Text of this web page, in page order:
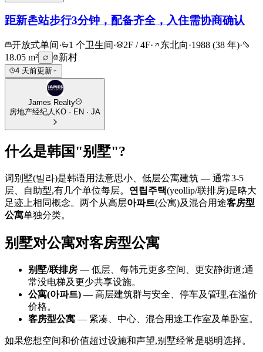
距新촌站步行3分钟，配备齐全，入住需协商确认
开放式单间· 1 个卫生间· 2F / 4F· 东北向·1988 (38 年)·
18.05 m²
新村
4 天前更新
James Realty
房地产经纪人 KO · EN · JA
什么是韩国"别墅"?
词别墅(빌라)是韩语用法意思小、低层公寓建筑 — 通常3-5
层、自助型,有几个单位每层。 연립주택(yeollip/联排房)是略大
足迹上相同概念。两个从高层아파트(公寓)及混合用途客房型
公寓单独分类。
别墅对公寓对客房型公寓
别墅/联排房 — 低层、每韩元更多空间、更安静街道;通
常没电梯及更少共享设施。
公寓(아파트) — 高层建筑群与安全、停车及管理,在溢价
价格。
客房型公寓 — 紧凑、中心、混合用途工作室及单卧室。
如果您想空间和价值超过设施和声望,别墅经常是聪明选择。